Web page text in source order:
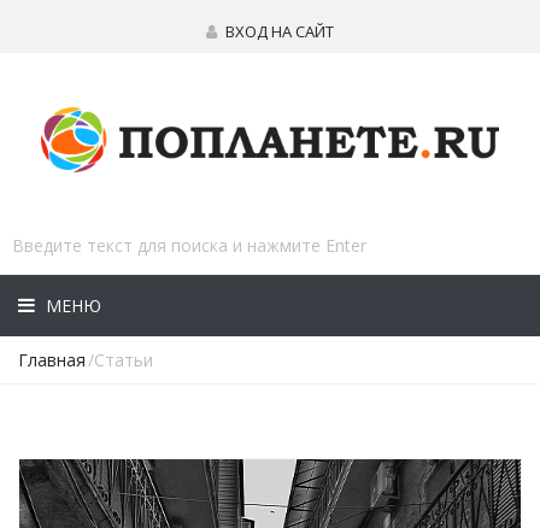
ВХОД НА САЙТ
МЕНЮ
Главная/Статьи